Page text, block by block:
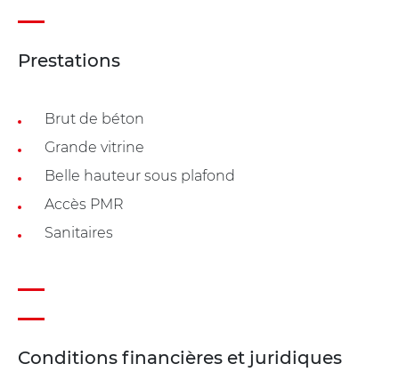
Prestations
Brut de béton
Grande vitrine
Belle hauteur sous plafond
Accès PMR
Sanitaires
Conditions financières et juridiques